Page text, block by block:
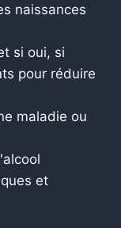
naissances
si oui, si
pour réduire
maladie ou
et